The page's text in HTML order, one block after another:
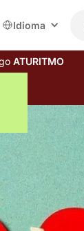
Idioma
ATURITMO